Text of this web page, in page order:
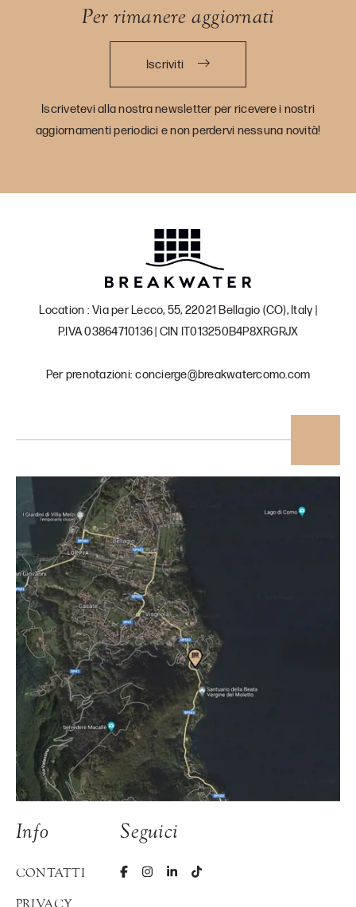
Per rimanere aggiornati
Iscriviti
Iscrivetevi alla nostra newsletter per ricevere i nostri
aggiornamenti periodici e non perdervi nessuna novità!
Location : Via per Lecco, 55, 22021 Bellagio (CO), Italy |
P.IVA 03864710136 | CIN IT013250B4P8XRGRJX
Per prenotazioni: concierge@breakwatercomo.com
Info
CONTATTI
PRIVACY
Seguici